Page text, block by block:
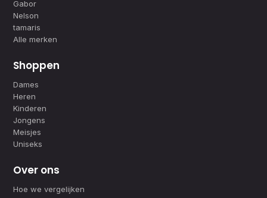
Gabor
Nelson
tamaris
Alle merken
Shoppen
Dames
Heren
Kinderen
Jongens
Meisjes
Uniseks
Over ons
Hoe we vergelijken